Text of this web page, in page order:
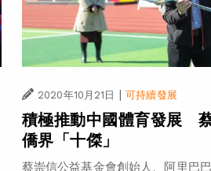
2020年10月21日 | 可持續發展
積極推動中國體育發展
僑界「十傑」
蔡崇信公益基金會創始人、阿里巴